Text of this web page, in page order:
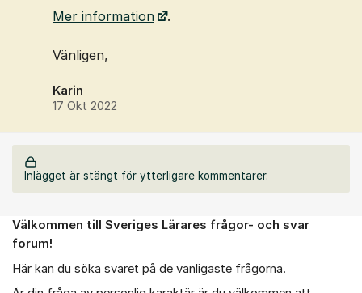
Mer information .
Vänligen,
Karin
17 Okt 2022
Inlägget är stängt för ytterligare kommentarer.
Om forumet
Välkommen till Sveriges Lärares frågor- och svar
forum!
Här kan du söka svaret på de vanligaste frågorna.